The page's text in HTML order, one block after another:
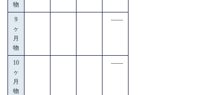
物
9
ヶ
月
物
------
10
ヶ
月
物
------